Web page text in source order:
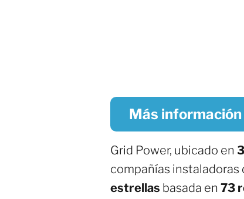
Más información
Grid Power, ubicado en
compañías instaladoras
estrellas basada en 73